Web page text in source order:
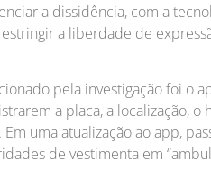
a dissidência, com a
a liberdade de
pela investigação foi o
a placa, a localização, o
uma atualização ao app,
de vestimenta em